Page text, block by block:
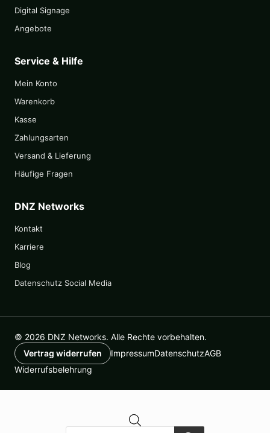
Digital Signage
Angebote
Service & Hilfe
Mein Konto
Warenkorb
Kasse
Zahlungsarten
Versand & Lieferung
Häufige Fragen
DNZ Networks
Kontakt
Karriere
Blog
Datenschutz Social Media
© 2026 DNZ Networks. Alle Rechte vorbehalten.
Vertrag widerrufen
ImpressumDatenschutzAGB
Widerrufsbelehrung
Products